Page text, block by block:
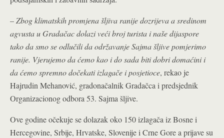
–Zbog klimatskih promjena šljiva ranije dozrijeva a sredinom
agvusta u Gradačac dolazi veći broj turista i naše dijaspore
tako da smo se odlučili da održavanje Sajma šljive pomjerimo
ranije. Vjerujemo da ćemo kao i do sada biti dobri domaćini i
da ćemo spremno dočekati izlagače i posjetioce, rekao je
Hajrudin Mehanović, gradonačalnik Gradačca i predsjednik
Organizacionog odbora 53. Sajma šljive.
Ove godine očekuje se dolazak oko 150 izlagača iz Bosne i
Hercegovine, Srbije, Hrvatske, Slovenije i Crne Gore a prijave su